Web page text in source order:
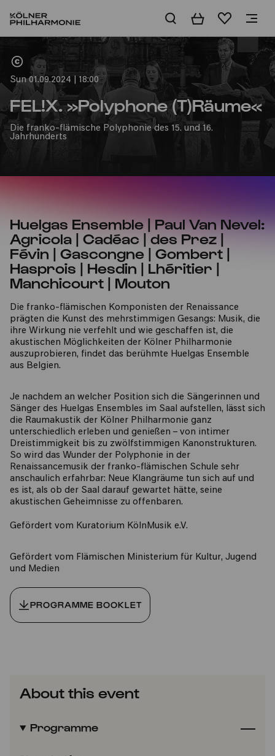
BasketWishlist
Home
Sun 01.09.2024 | 18:00
FEL!X. »Polyphone (T)Räume«
Die franko-flämische Polyphonie des 15. und 16.
Jahrhunderts
Huelgas Ensemble | Paul Van Nevel:
Agricola | Cadéac | des Prez |
Févin | Gascongne | Gombert |
Hasprois | Hesdin | Lhéritier |
Manchicourt | Mouton
Die franko-flämischen Komponisten der Renaissance
prägten die Kunst des mehrstimmigen Gesangs: Musik, die
ihre Wirkung nie verfehlt und wie geschaffen ist, die
akustischen Möglichkeiten der Kölner Philharmonie
auszuprobieren, findet das berühmte Huelgas Ensemble
aus Belgien.
Je nachdem an welcher Position sich die Sängerinnen und
Sänger des Huelgas Ensembles im Saal aufstellen, lässt sich
die Raumakustik der Kölner Philharmonie ganz
unterschiedlich erleben und genießen – von intimer
Dreistimmigkeit bis zu zwölfstimmigen Kanonstrukturen.
So wird das Wunder der Polyphonie in der
Renaissancemusik der franko-flämischen Schule sehr
anschaulich erfahrbar: Neue Klangräume tun sich auf und
es ist, als ob der Saal darauf gewartet hätte, seine
akustischen Geheimnisse zu offenbaren.
​Gefördert vom Kuratorium KölnMusik e.V.
Gefördert vom Flämischen Ministerium für Kultur, Jugend
und Medien
PROGRAMME BOOKLET
About this event
Programme